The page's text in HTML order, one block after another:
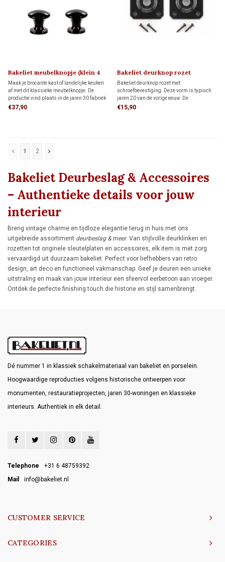
Bakeliet meubelknopje (klein 4
stuks) 1930
Maak je brocante kast of landelijke keuken
af met dit klassieke meubelknopje. De
productie vind plaats in de jaren 30 fabriek
van Oud-Thentiek Holland op een
€37,90
Bakeliet deurknop rozet
(vierkant) ART DECO 1920
Bakeliet deurknop rozet met
schroefbevestiging. Deze vorm is typisch
jaren 20 van de vorige eeuw. De
bijbehorende deurknop bestel je hieronder
€15,90
1 2
Bakeliet Deurbeslag & Accessoires
– Authentieke details voor jouw
interieur
Breng vintage charme en tijdloze elegantie terug in huis met ons
uitgebreide assortiment deurbeslag & meer. Van stijlvolle deurklinken en
rozetten tot originele sleutelplaten en accessoires, elk item is met zorg
vervaardigd uit duurzaam bakeliet. Perfect voor liefhebbers van retro
design, art deco en functioneel vakmanschap. Geef je deuren een unieke
uitstraling en maak van jouw interieur een sfeervol eerbetoon aan vroeger.
Ontdek de perfecte finishing touch die historie en stijl samenbrengt.
Dé nummer 1 in klassiek schakelmateriaal van bakeliet en porselein.
Hoogwaardige reproducties volgens historische ontwerpen voor
monumenten, restauratieprojecten, jaren 30-woningen en klassieke
interieurs. Authentiek in elk detail.
Telephone
+31 6 48759392
Mail
info@bakeliet.nl
CUSTOMER SERVICE
CATEGORIES